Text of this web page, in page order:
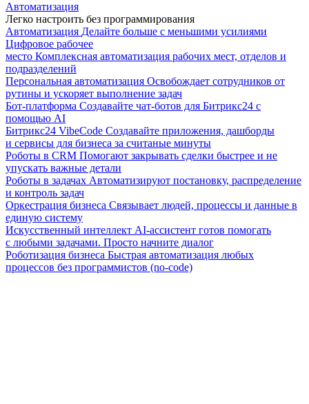
Автоматизация
Легко настроить без программирования
Автоматизация Делайте больше с меньшими усилиями
Цифровое рабочее
место Комплексная автоматизация рабочих мест, отделов и
подразделений
Персональная автоматизация Освобождает сотрудников от
рутины и ускоряет выполнение задач
Бот-платформа Создавайте чат-ботов для Битрикс24 с
помощью AI
Битрикс24 VibeCode Создавайте приложения, дашборды
и сервисы для бизнеса за считаные минуты
Роботы в CRM Помогают закрывать сделки быстрее и не
упускать важные детали
Роботы в задачах Автоматизируют постановку, распределение
и контроль задач
Оркестрация бизнеса Связывает людей, процессы и данные в
единую систему
Искусственный интеллект AI-ассистент готов помогать
с любыми задачами. Просто начните диалог
Роботизация бизнеса Быстрая автоматизация любых
процессов без программистов (no-code)